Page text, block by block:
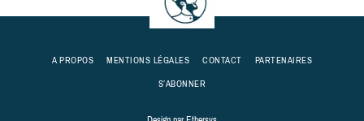
A PROPOS MENTIONS LÉGALES CONTACT
PARTENAIRES
S’ABONNER